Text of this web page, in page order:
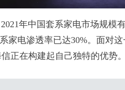
年中国套系家电市场规模
家电渗透率已达30%。面对
正在构建起自己独特的优势